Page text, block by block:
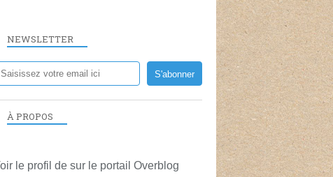
NEWSLETTER
À PROPOS
le profil de sur le portail Overblog